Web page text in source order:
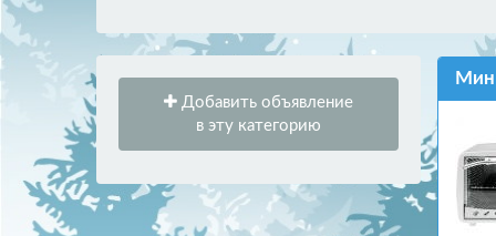
Добавить объявление
в эту категорию